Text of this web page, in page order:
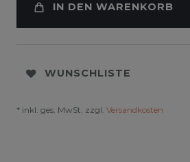
IN DEN WARENKORB
WUNSCHLISTE
* inkl. ges. MwSt. zzgl. Versandkosten